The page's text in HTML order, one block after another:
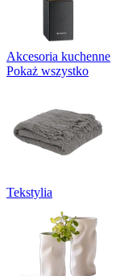
Akcesoria kuchenne
Pokaż wszystko
Tekstylia